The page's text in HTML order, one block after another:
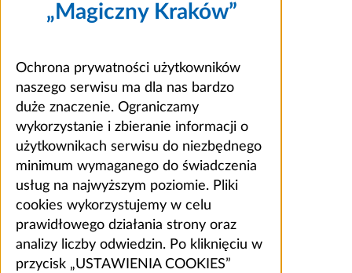
„Magiczny Kraków”
Ochrona prywatności użytkowników
naszego serwisu ma dla nas bardzo
duże znaczenie. Ograniczamy
wykorzystanie i zbieranie informacji o
użytkownikach serwisu do niezbędnego
minimum wymaganego do świadczenia
usług na najwyższym poziomie. Pliki
cookies wykorzystujemy w celu
prawidłowego działania strony oraz
analizy liczby odwiedzin. Po kliknięciu w
przycisk „USTAWIENIA COOKIES”